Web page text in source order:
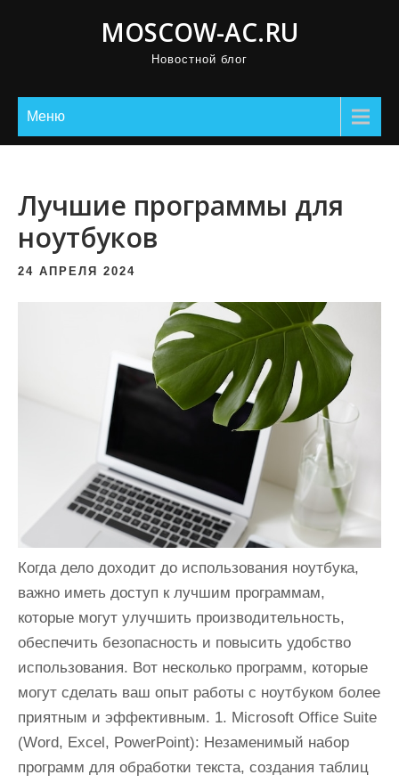
MOSCOW-AC.RU
Новостной блог
Меню
Лучшие программы для
ноутбуков
24 АПРЕЛЯ 2024
Когда дело доходит до использования ноутбука,
важно иметь доступ к лучшим программам,
которые могут улучшить производительность,
обеспечить безопасность и повысить удобство
использования. Вот несколько программ, которые
могут сделать ваш опыт работы с ноутбуком более
приятным и эффективным. 1. Microsoft Office Suite
(Word, Excel, PowerPoint): Незаменимый набор
программ для обработки текста, создания таблиц